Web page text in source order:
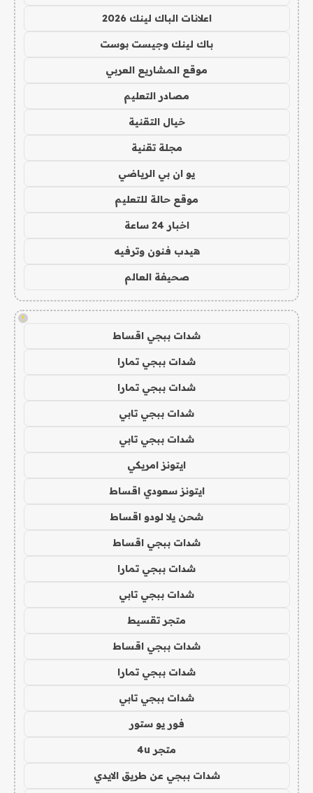
اعلانات الباك لينك 2026
باك لينك وجيست بوست
موقع المشاريع العربي
مصادر التعليم
خيال التقنية
مجلة تقنية
يو ان بي الرياضي
موقع حالة للتعليم
اخبار 24 ساعة
هيدب فنون وترفيه
صحيفة العالم
!
شدات ببجي اقساط
شدات ببجي تمارا
شدات ببجي تمارا
شدات ببجي تابي
شدات ببجي تابي
ايتونز امريكي
ايتونز سعودي اقساط
شحن يلا لودو اقساط
شدات ببجي اقساط
شدات ببجي تمارا
شدات ببجي تابي
متجر تقسيط
شدات ببجي اقساط
شدات ببجي تمارا
شدات ببجي تابي
فور يو ستور
متجر 4u
شدات ببجي عن طريق الايدي